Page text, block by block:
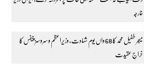
خارجہ
میجر طفیل محمد کا 68 واں یوم شہادت، وزیراعظم و سروسز چیفس کا
خراجِ عقیدت